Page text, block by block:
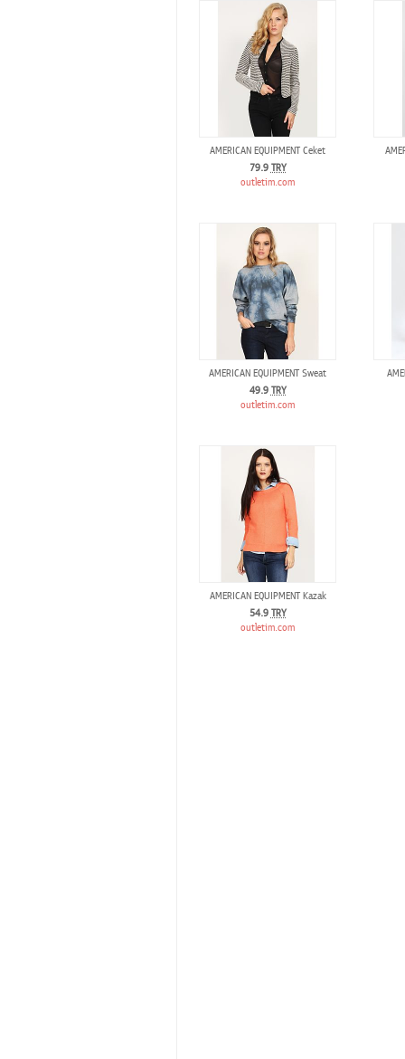
AMERICAN EQUIPMENT Ceket
79.9 TRY
outletim.com
AMERICAN EQUIPMENT Sweat
49.9 TRY
outletim.com
AMERICAN EQUIPMENT Kazak
54.9 TRY
outletim.com